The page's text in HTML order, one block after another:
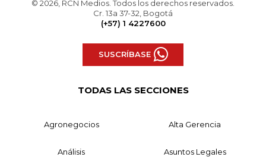
© 2026, RCN Medios. Todos los derechos reservados.
Cr. 13a 37-32, Bogotá
(+57) 1 4227600
SUSCRÍBASE
TODAS LAS SECCIONES
Agronegocios Alta Gerencia
Análisis Asuntos Legales